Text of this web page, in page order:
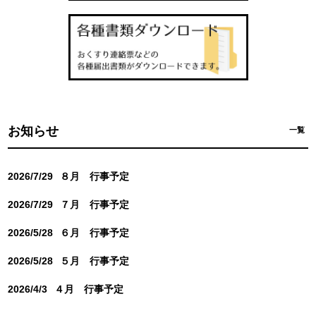
お知らせ 一覧
2026/7/29 ８月 行事予定
2026/7/29 ７月 行事予定
2026/5/28 ６月 行事予定
2026/5/28 ５月 行事予定
2026/4/3 ４月 行事予定